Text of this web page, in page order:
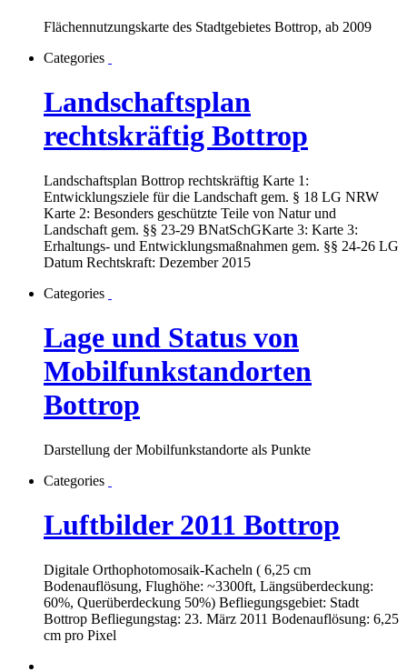
Flächennutzungskarte des Stadtgebietes Bottrop, ab 2009
Categories
Landschaftsplan
rechtskräftig Bottrop
Landschaftsplan Bottrop rechtskräftig Karte 1:
Entwicklungsziele für die Landschaft gem. § 18 LG NRW
Karte 2: Besonders geschützte Teile von Natur und
Landschaft gem. §§ 23-29 BNatSchGKarte 3: Karte 3:
Erhaltungs- und Entwicklungsmaßnahmen gem. §§ 24-26 LG
Datum Rechtskraft: Dezember 2015
Categories
Lage und Status von
Mobilfunkstandorten
Bottrop
Darstellung der Mobilfunkstandorte als Punkte
Categories
Luftbilder 2011 Bottrop
Digitale Orthophotomosaik-Kacheln ( 6,25 cm
Bodenauflösung, Flughöhe: ~3300ft, Längsüberdeckung:
60%, Querüberdeckung 50%) Befliegungsgebiet: Stadt
Bottrop Befliegungstag: 23. März 2011 Bodenauflösung: 6,25
cm pro Pixel